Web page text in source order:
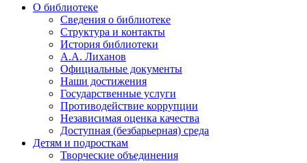
О библиотеке
Сведения о библиотеке
Структура и контакты
История библиотеки
А.А. Лиханов
Официальные документы
Наши достижения
Государственные услуги
Противодействие коррупции
Независимая оценка качества
Доступная (безбарьерная) среда
Детям и подросткам
Творческие объединения